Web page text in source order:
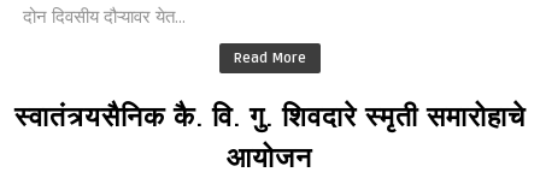
दोन दिवसीय दौऱ्यावर येत...
Read More
स्वातंत्र्यसैनिक कै. वि. गु. शिवदारे स्मृती समारोहाचे
आयोजन